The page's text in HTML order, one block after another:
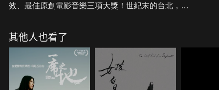
效、最佳原創電影音樂三項大獎！世紀末的台北，整
掉，像咒語、像催眠，也許花完這五十萬，能夠找到
答案、一切重來。
其他人也看了